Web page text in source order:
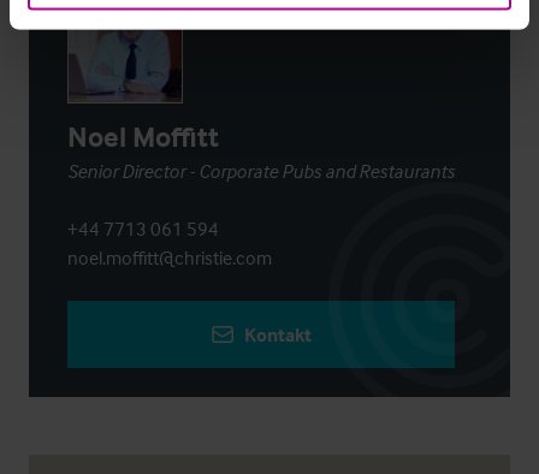
Noel Moffitt
Senior Director - Corporate Pubs and Restaurants
+44 7713 061 594
noel.moffitt@christie.com
Kontakt